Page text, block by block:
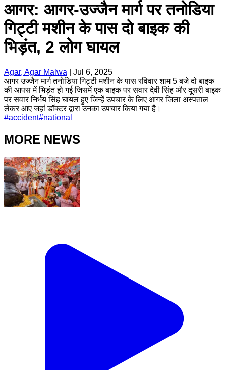
आगर: आगर-उज्जैन मार्ग पर तनोडिया
गिट्टी मशीन के पास दो बाइक की
भिड़ंत, 2 लोग घायल
Agar, Agar Malwa
Jul 6, 2025
आगर उज्जैन मार्ग तनोडिया गिट्टी मशीन के पास रविवार शाम 5 बजे दो बाइक
की आपस में भिड़ंत हो गई जिसमें एक बाइक पर सवार देवी सिंह और दूसरी बाइक
पर सवार निर्भय सिंह घायल हुए जिन्हें उपचार के लिए आगर जिला अस्पताल
लेकर आए जहां डॉक्टर द्वारा उनका उपचार किया गया है।
#accident#national
MORE NEWS